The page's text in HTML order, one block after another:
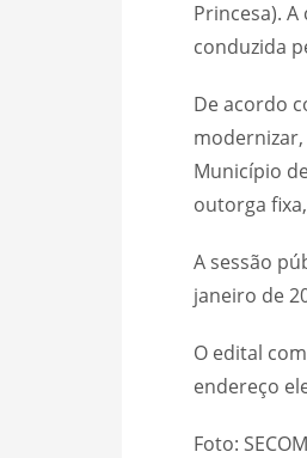
Princesa).
conduzida
De acordo
Município
outorga
A sessão
janeiro de
O edital
endereço
Foto: